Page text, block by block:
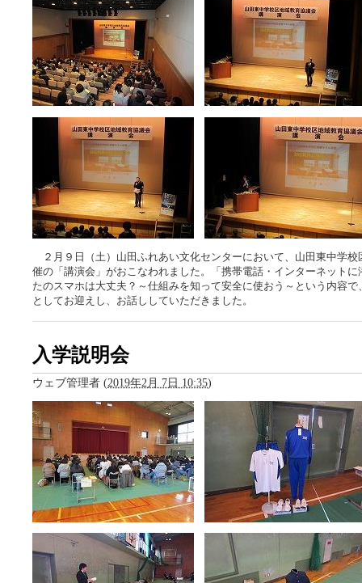
２月９日（土）山田ふれあい文化センターにおいて、山田東中学校
催の「講演会」がおこなわれました。「携帯電話・インターネットに
たのスマホは大丈夫？～仕組みを知って安全に使おう～という内容
としてお迎えし、お話ししていただきました。
入学説明会
ウェブ管理者 (2019年2月 7日 10:35)